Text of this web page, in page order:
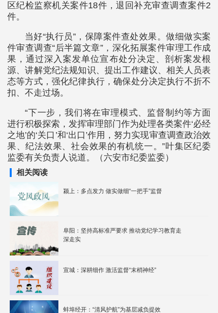
区纪检监察机关案件18件，退回补充审查调查案件2
件。
当好“执行员”，保障案件查处效果。做细做实案
件审查调查“后半篇文章”，深化拓展案件审理工作成
果，通过深入案发单位宣布处分决定、剖析案发根
源、讲解党纪法规知识、提出工作建议、相关人员表
态等方式，强化纪律执行，确保处分决定执行不折不
扣、不走过场。
“下一步，我们将在审理模式、监督制约等方面
进行积极探索，发挥审理部门作为处理各类案件‘必经
之地’的‘关口’和‘出口’作用，努力实现审查调查政治效
果、纪法效果、社会效果的有机统一。”叶集区纪委
监委有关负责人说道。（六安市纪委监委）
相关阅读
颍上：多点发力 做实做细“一把手”监督
阜阳：坚持高标准严要求 推动党纪学习教育走
深走实
宣城：深耕细作 激活监督“末梢神经”
蚌埠经开：“清风护航”为基层减负提效